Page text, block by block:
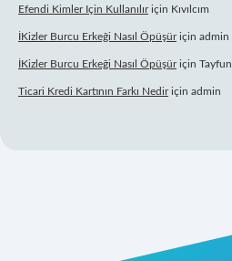
Efendi Kimler Için Kullanılıriçin Kıvılcım
İKizler Burcu Erkeği Nasıl Öpüşüriçin admin
İKizler Burcu Erkeği Nasıl Öpüşüriçin Tayfun
Ticari Kredi Kartının Farkı Nediriçin admin